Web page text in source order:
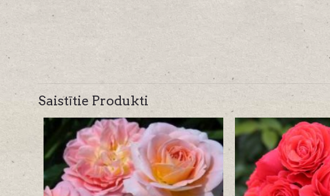
Saistītie Produkti